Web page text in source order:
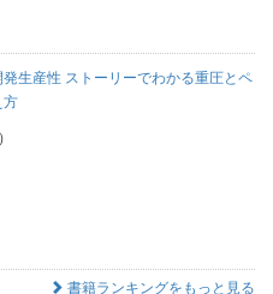
生産性 ストーリーでわかる重圧とペ
方
書籍ランキングをもっと見る